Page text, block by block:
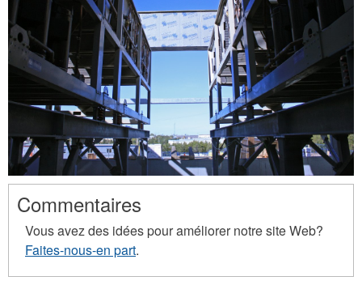
Commentaires
Vous avez des idées pour améliorer notre site Web?
Faites-nous-en part.